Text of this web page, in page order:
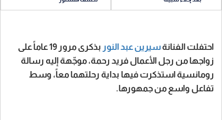
احتفلت الفنانة سيرين عبد النور
بذكرى مرور 19 عاماً على
زواجها من رجل الأعمال فريد رحمة، موجّهة إليه رسالة
رومانسية استذكرت فيها بداية رحلتهما معاً، وسط
تفاعل واسع من جمهورها.